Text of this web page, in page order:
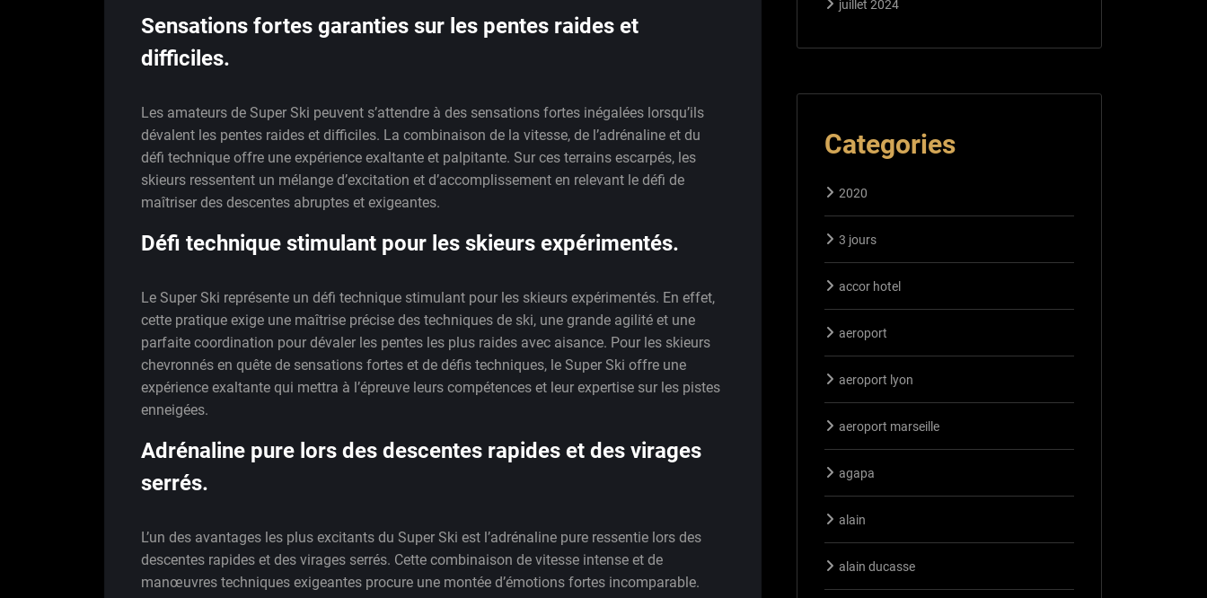
Sensations fortes garanties sur les pentes raides et
difficiles.
Les amateurs de Super Ski peuvent s’attendre à des sensations fortes inégalées lorsqu’ils
dévalent les pentes raides et difficiles. La combinaison de la vitesse, de l’adrénaline et du
défi technique offre une expérience exaltante et palpitante. Sur ces terrains escarpés, les
skieurs ressentent un mélange d’excitation et d’accomplissement en relevant le défi de
maîtriser des descentes abruptes et exigeantes.
Défi technique stimulant pour les skieurs expérimentés.
Le Super Ski représente un défi technique stimulant pour les skieurs expérimentés. En effet,
cette pratique exige une maîtrise précise des techniques de ski, une grande agilité et une
parfaite coordination pour dévaler les pentes les plus raides avec aisance. Pour les skieurs
chevronnés en quête de sensations fortes et de défis techniques, le Super Ski offre une
expérience exaltante qui mettra à l’épreuve leurs compétences et leur expertise sur les pistes
enneigées.
Adrénaline pure lors des descentes rapides et des virages
serrés.
L’un des avantages les plus excitants du Super Ski est l’adrénaline pure ressentie lors des
descentes rapides et des virages serrés. Cette combinaison de vitesse intense et de
manœuvres techniques exigeantes procure une montée d’émotions fortes incomparable.
juillet 2024
Categories
2020
3 jours
accor hotel
aeroport
aeroport lyon
aeroport marseille
agapa
alain
alain ducasse